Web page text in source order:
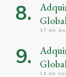
17 de
14 de